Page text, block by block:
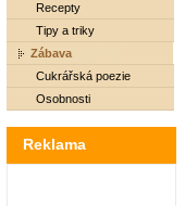
Recepty
Tipy a triky
Zábava
Cukrářská poezie
Osobnosti
Reklama